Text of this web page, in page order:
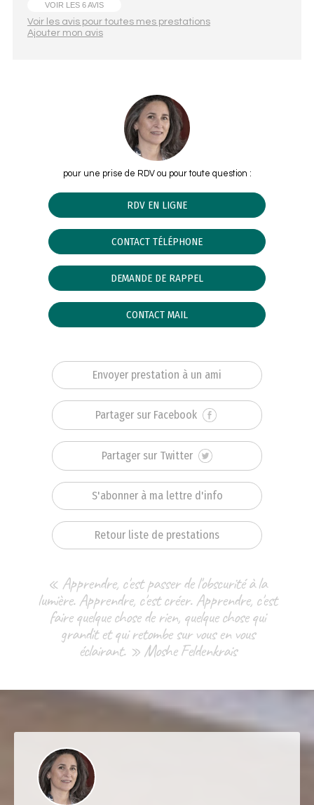
VOIR LES 6 AVIS
Voir les avis pour toutes mes prestations
Ajouter mon avis
pour une prise de RDV ou pour toute question :
RDV EN LIGNE
CONTACT TÉLÉPHONE
DEMANDE DE RAPPEL
CONTACT MAIL
Envoyer prestation à un ami
Partager sur Facebook
Partager sur Twitter
S'abonner à ma lettre d'info
Retour liste de prestations
« Apprendre, c'est passer de l'obscurité à la
lumière. Apprendre, c'est créer. Apprendre, c'est
faire quelque chose de rien, quelque chose qui
grandit et qui retombe sur vous en vous
éclairant. » Moshe Feldenkrais